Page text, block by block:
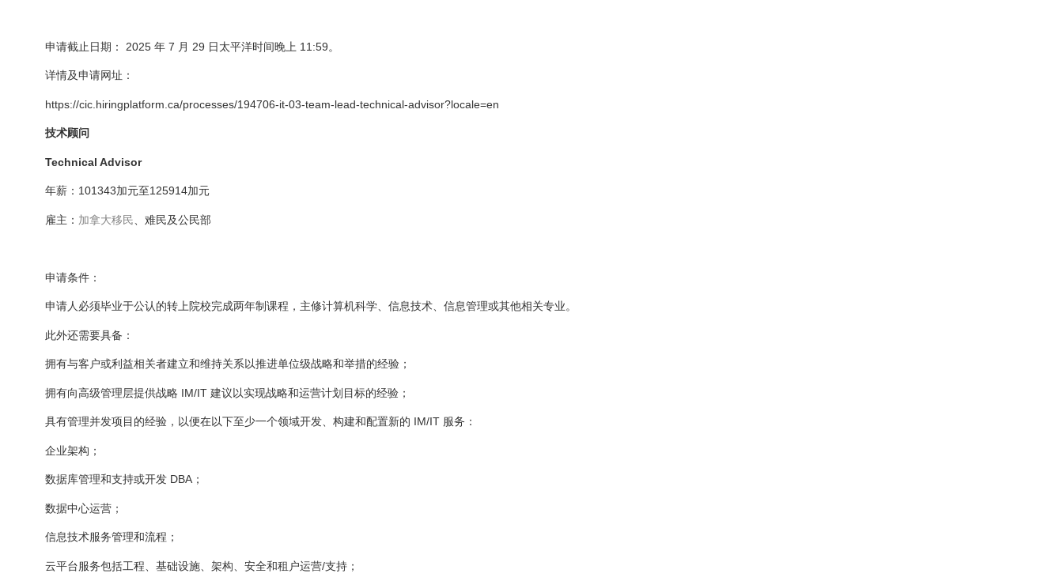
申请截止日期： 2025 年 7 月 29 日太平洋时间晚上 11:59。
详情及申请网址：
https://cic.hiringplatform.ca/processes/194706-it-03-team-lead-technical-advisor?locale=en
技术顾问
Technical Advisor
年薪：101343加元至125914加元
雇主： 加拿大移民 、难民及公民部
申请条件：
申请人必须毕业于公认的转上院校完成两年制课程，主修计算机科学、信息技术、信息管理或其他相关专业。
此外还需要具备：
拥有与客户或利益相关者建立和维持关系以推进单位级战略和举措的经验；
拥有向高级管理层提供战略 IM/IT 建议以实现战略和运营计划目标的经验；
具有管理并发项目的经验，以便在以下至少一个领域开发、构建和配置新的 IM/IT 服务：
企业架构；
数据库管理和支持或开发 DBA；
数据中心运营；
信息技术服务管理和流程；
云平台服务包括工程、基础设施、架构、安全和租户运营/支持；